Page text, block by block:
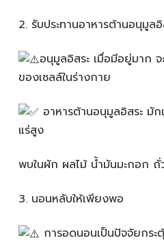
2️. รับประทานอาหารต้านอนุมูลอิ
อนุมูลอิสระ เมื่อมีอยู่มาก จ
ของเซลล์ในร่างกาย
อาหารต้านอนุมูลอิสระ มั
แร่สูง
พบในผัก ผลไม้ น้ำมันมะกอก ถั่
3️. นอนหลับให้เพียงพอ
การอดนอนเป็นปัจจัยกร